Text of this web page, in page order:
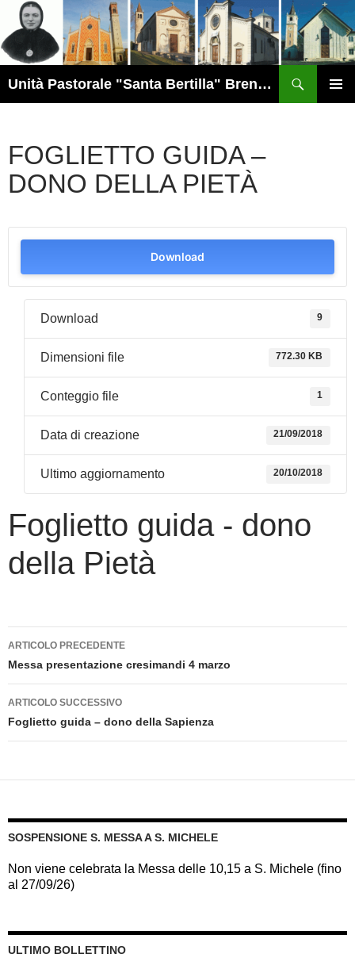
contenuto
Unità Pastorale "Santa Bertilla" Brendola
FOGLIETTO GUIDA –
DONO DELLA PIETÀ
Download
Download 9
Dimensioni file 772.30 KB
Conteggio file 1
Data di creazione 21/09/2018
Ultimo aggiornamento 20/10/2018
Foglietto guida - dono
della Pietà
Navigazione
articolo
ARTICOLO PRECEDENTE
Messa presentazione cresimandi 4 marzo
ARTICOLO SUCCESSIVO
Foglietto guida – dono della Sapienza
SOSPENSIONE S. MESSA A S. MICHELE
Non viene celebrata la Messa delle 10,15 a S. Michele (fino
al 27/09/26)
ULTIMO BOLLETTINO